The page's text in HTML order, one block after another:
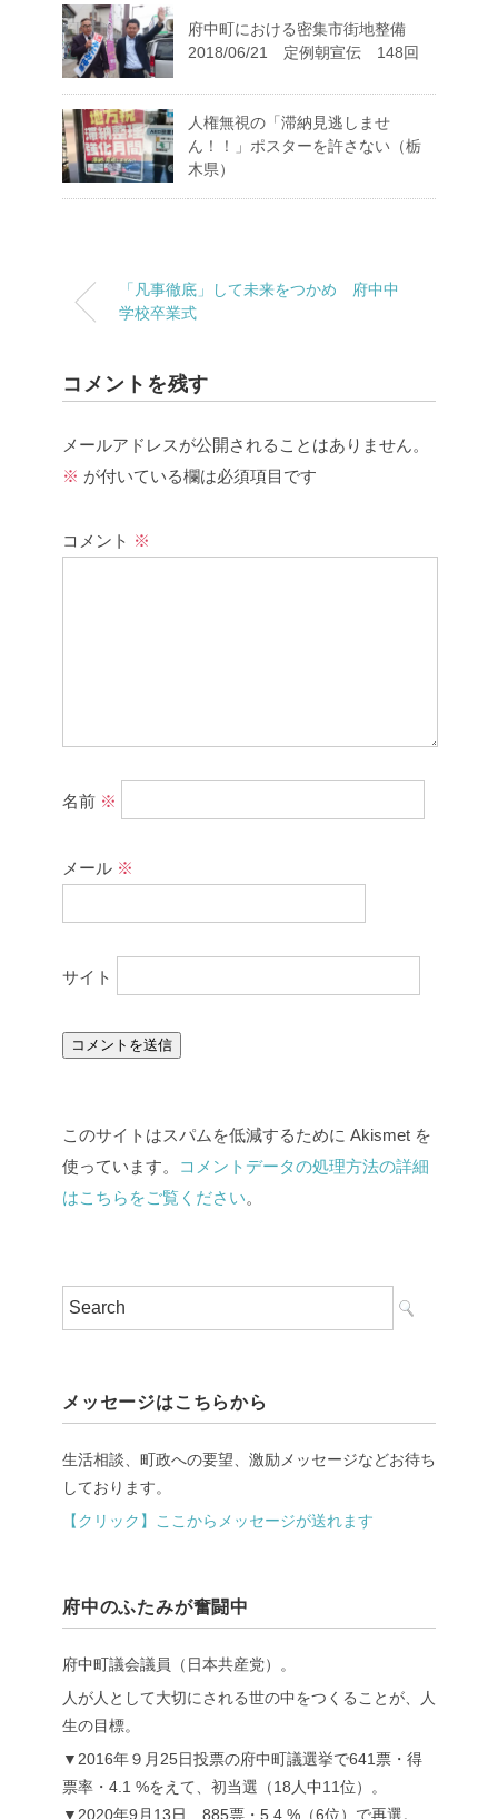
府中町における密集市街地整備
2018/06/21 定例朝宣伝 148回
人権無視の「滞納見逃しませ
ん！！」ポスターを許さない（栃
木県）
「凡事徹底」して未来をつかめ 府中中
学校卒業式
コメントを残す
メールアドレスが公開されることはありません。
※ が付いている欄は必須項目です
コメント ※
名前 ※
メール ※
サイト
このサイトはスパムを低減するために Akismet を
使っています。
コメントデータの処理方法の詳細
はこちらをご覧ください。
メッセージはこちらから
生活相談、町政への要望、激励メッセージなどお待ち
しております。
【クリック】ここからメッセージが送れます
府中のふたみが奮闘中
府中町議会議員（日本共産党）。
人が人として大切にされる世の中をつくることが、人
生の目標。
▼2016年９月25日投票の府中町議選挙で641票・得
票率・4.1 %をえて、初当選（18人中11位）。
▼2020年9月13日、885票・5.4 %（6位）で再選。